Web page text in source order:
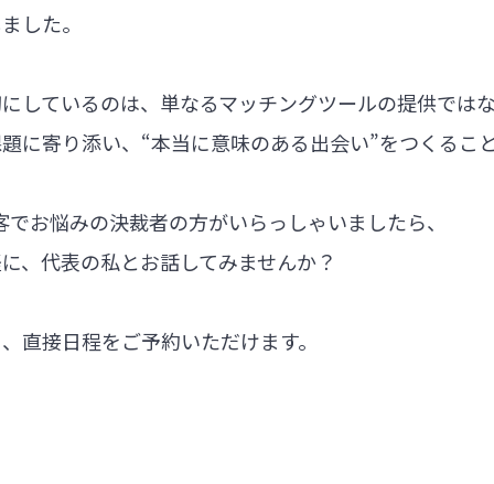
した。
しているのは、単なるマッチングツールの提供では
に寄り添い、“本当に意味のある出会い”をつくるこ
お悩みの決裁者の方がいらっしゃいましたら、
、代表の私とお話してみませんか？
直接日程をご予約いただけます。